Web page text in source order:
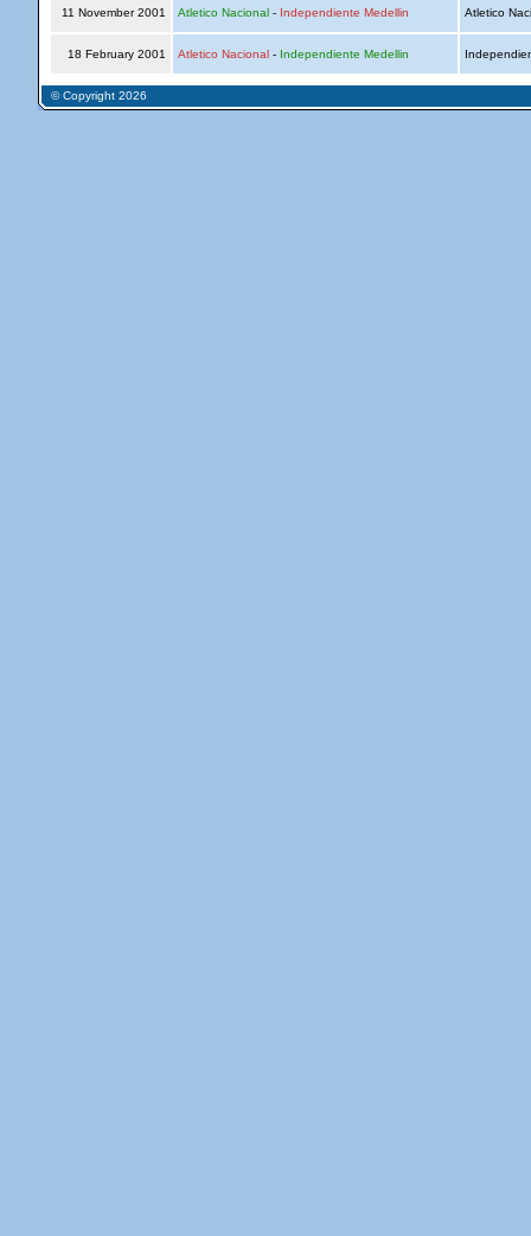
11 November 2001 Atletico Nacional- Independiente Medellin Atletico
18 February 2001 Atletico Nacional- Independiente Medellin
© Copyright 2026